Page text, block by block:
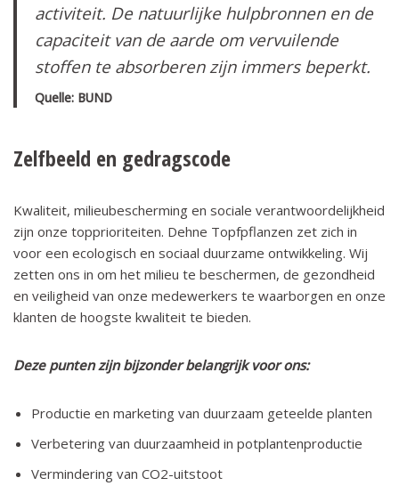
activiteit. De natuurlijke hulpbronnen en de
capaciteit van de aarde om vervuilende
stoffen te absorberen zijn immers beperkt.
Quelle: BUND
Zelfbeeld en gedragscode
Kwaliteit, milieubescherming en sociale verantwoordelijkheid
zijn onze topprioriteiten. Dehne Topfpflanzen zet zich in
voor een ecologisch en sociaal duurzame ontwikkeling. Wij
zetten ons in om het milieu te beschermen, de gezondheid
en veiligheid van onze medewerkers te waarborgen en onze
klanten de hoogste kwaliteit te bieden.
Deze punten zijn bijzonder belangrijk voor ons:
Productie en marketing van duurzaam geteelde planten
Verbetering van duurzaamheid in potplantenproductie
Vermindering van CO2-uitstoot